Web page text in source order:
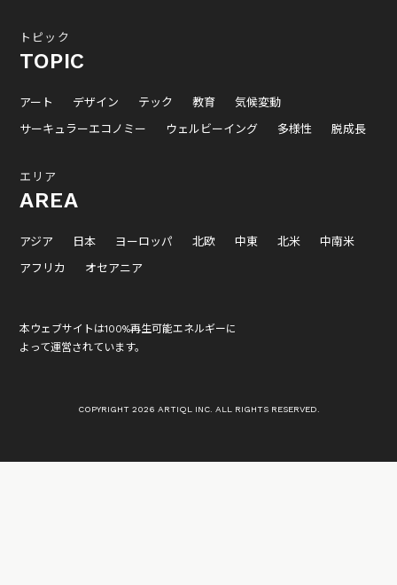
トピック
TOPIC
アート デザイン テック 教育
気候変動
サーキュラーエコノミー
ウェルビーイング 多様性 脱成長
エリア
AREA
アジア 日本 ヨーロッパ 北欧 中東 北米
中南米
アフリカ
オセアニア
本ウェブサイトは100%再生可能エネルギーに
よって運営されています。
COPYRIGHT 2026 ARTIQL INC. ALL RIGHTS RESERVED.